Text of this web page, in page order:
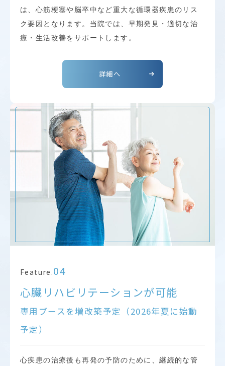
は、心筋梗塞や脳卒中など重大な循環器疾患のリス
ク要因となります。当院では、早期発見・適切な治
療・生活改善をサポートします。
詳細へ
Feature.04
心臓リハビリテーションが可能
専用ブースを増改築予定（2026年夏に始動
予定）
心疾患の治療後も再発の予防のために、継続的な管